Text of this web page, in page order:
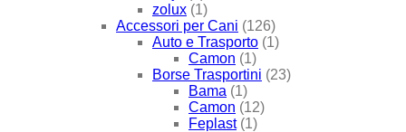
zolux (1)
Accessori per Cani (126)
Auto e Trasporto (1)
Camon (1)
Borse Trasportini (23)
Bama (1)
Camon (12)
Feplast (1)